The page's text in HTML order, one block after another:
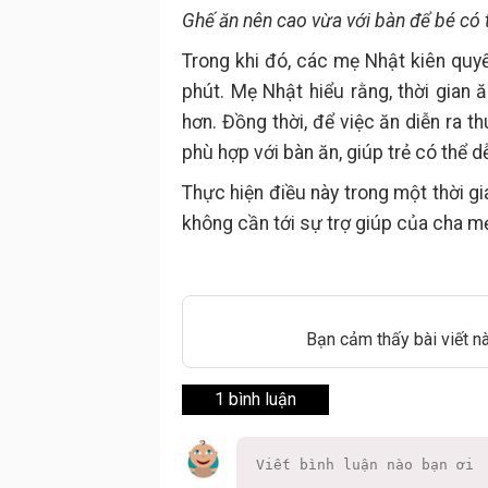
Ghế ăn nên cao vừa với bàn để bé
Trong khi đó, các mẹ Nhật kiên
phút. Mẹ Nhật hiểu rằng, thời gian
hơn. Đồng thời, để việc ăn diễn ra
phù hợp với bàn ăn, giúp trẻ có thể
Thực hiện điều này trong một thời
không cần tới sự trợ giúp của cha
Bạn cảm thấy bài viết
1 bình luận